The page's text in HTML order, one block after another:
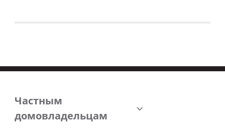
Частным
домовладельцам